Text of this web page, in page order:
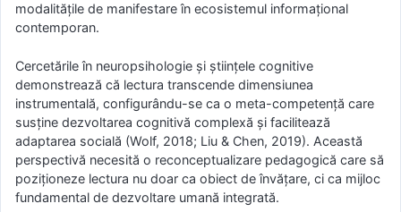
modalitățile de manifestare în ecosistemul informațional
contemporan.
Cercetările în neuropsihologie și științele cognitive
demonstrează că lectura transcende dimensiunea
instrumentală, configurându-se ca o meta-competență care
susține dezvoltarea cognitivă complexă și facilitează
adaptarea socială (Wolf, 2018; Liu & Chen, 2019). Această
perspectivă necesită o reconceptualizare pedagogică care să
poziționeze lectura nu doar ca obiect de învățare, ci ca mijloc
fundamental de dezvoltare umană integrată.